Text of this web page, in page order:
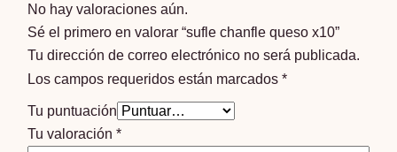
No hay valoraciones aún.
Sé el primero en valorar “sufle chanfle queso x10”
Tu dirección de correo electrónico no será publicada.
Los campos requeridos están marcados*
Tu puntuación
Tu valoración*